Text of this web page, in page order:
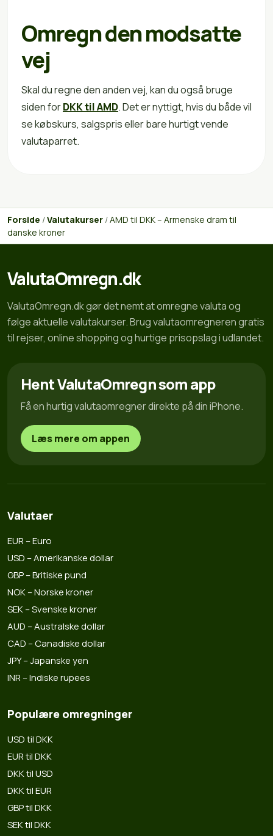
Omregn den modsatte
vej
Skal du regne den anden vej, kan du også bruge
siden forDKK til AMD. Det er nyttigt, hvis du både vil
se købskurs, salgspris eller bare hurtigt vende
valutaparret.
Forside /Valutakurser /AMD til DKK – Armenske dram til
danske kroner
ValutaOmregn.dk
ValutaOmregn.dk gør det nemt at omregne valuta og
følge aktuelle valutakurser. Brug valutaomregneren gratis
til rejser, online shopping og hurtige prisopslag i udlandet.
Hent ValutaOmregn som app
Få en hurtig valutaomregner direkte på din iPhone.
Læs mere om appen
Valutaer
EUR – Euro
USD – Amerikanske dollar
GBP – Britiske pund
NOK – Norske kroner
SEK – Svenske kroner
AUD – Australske dollar
CAD – Canadiske dollar
JPY – Japanske yen
INR – Indiske rupees
Populære omregninger
USD til DKK
EUR til DKK
DKK til USD
DKK til EUR
GBP til DKK
SEK til DKK